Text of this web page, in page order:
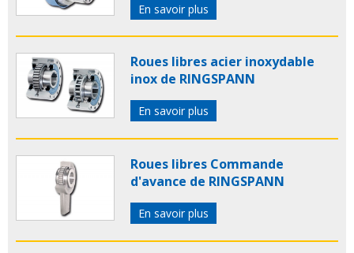
En savoir plus
Roues libres acier inoxydable
inox de RINGSPANN
En savoir plus
Roues libres Commande
d'avance de RINGSPANN
En savoir plus